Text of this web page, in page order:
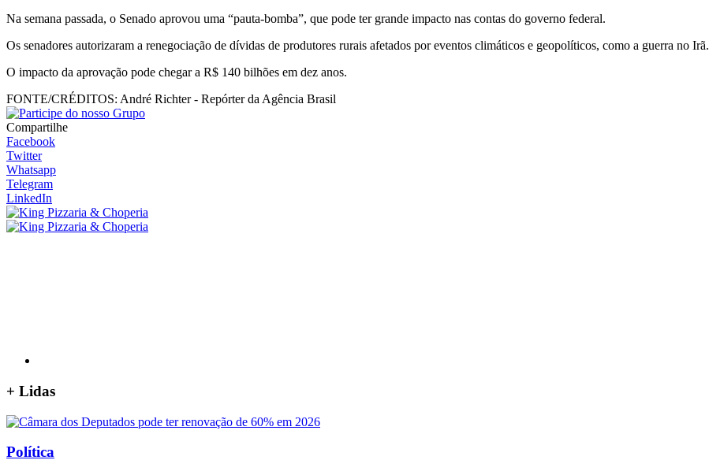
Na semana passada, o Senado aprovou uma “pauta-bomba”, que pode ter grande impacto nas contas do governo federal.
Os senadores autorizaram a renegociação de dívidas de produtores rurais afetados por eventos climáticos e geopolíticos, como a guerra no Irã.
O impacto da aprovação pode chegar a R$ 140 bilhões em dez anos.
FONTE/CRÉDITOS: André Richter - Repórter da Agência Brasil
Compartilhe
Facebook
Twitter
Whatsapp
Telegram
LinkedIn
+ Lidas
Política